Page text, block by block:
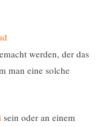
werden, der das
man eine solche
sein oder an einem